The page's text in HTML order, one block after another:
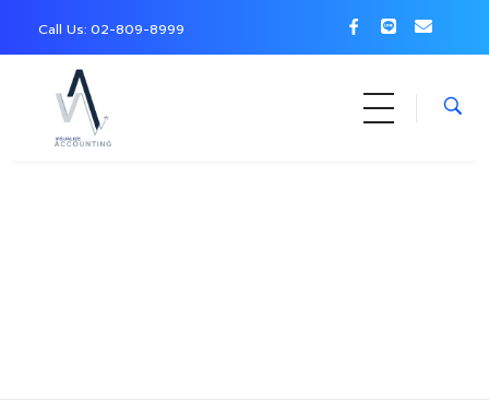
Call Us: 02-809-8999